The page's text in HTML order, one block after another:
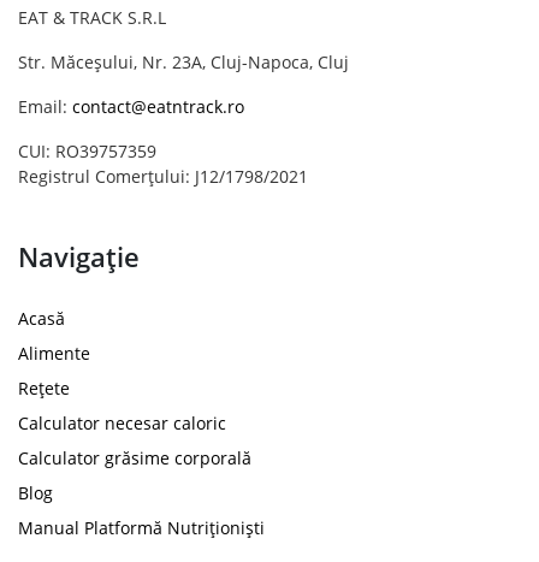
EAT & TRACK S.R.L
Str. Măceșului, Nr. 23A, Cluj-Napoca, Cluj
Email: contact@eatntrack.ro
CUI: RO39757359
Registrul Comerțului: J12/1798/2021
Navigație
Acasă
Alimente
Rețete
Calculator necesar caloric
Calculator grăsime corporală
Blog
Manual Platformă Nutriționiști